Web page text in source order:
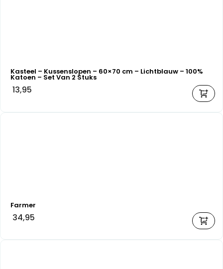
Kasteel – Kussenslopen – 60×70 cm – Lichtblauw – 100%
Katoen – Set Van 2 Stuks
13,95
Farmer
34,95